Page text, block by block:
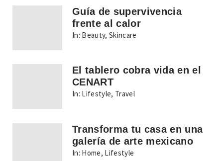
Guía de supervivencia
frente al calor
In: Beauty,Skincare
El tablero cobra vida en el
CENART
In: Lifestyle, Travel
Transforma tu casa en una
galería de arte mexicano
In: Home, Lifestyle